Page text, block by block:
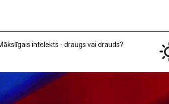
intelekts - draugs vai drauds?